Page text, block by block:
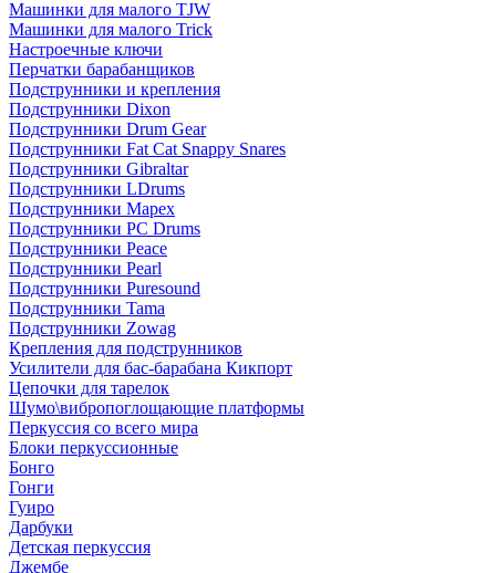
Машинки для малого TJW
Машинки для малого Trick
Настроечные ключи
Перчатки барабанщиков
Подструнники и крепления
Подструнники Dixon
Подструнники Drum Gear
Подструнники Fat Cat Snappy Snares
Подструнники Gibraltar
Подструнники LDrums
Подструнники Mapex
Подструнники PC Drums
Подструнники Peace
Подструнники Pearl
Подструнники Puresound
Подструнники Tama
Подструнники Zowag
Крепления для подструнников
Усилители для бас-барабана Кикпорт
Цепочки для тарелок
Шумо\вибропоглощающие платформы
Перкуссия со всего мира
Блоки перкуссионные
Бонго
Гонги
Гуиро
Дарбуки
Детская перкуссия
Джембе